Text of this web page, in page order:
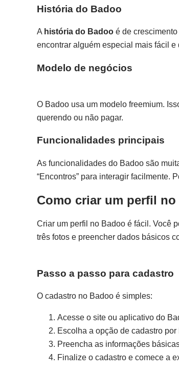
História do Badoo
A história do Badoo é de
encontrar alguém especial mais fácil e
Modelo de negócios
O Badoo usa um modelo freemium.
querendo ou não pagar.
Funcionalidades principais
As funcionalidades do Badoo são
“Encontros” para interagir facilmente.
Como criar um perfil no
Criar um perfil no Badoo é fácil. Você
três fotos e preencher dados básicos
Passo a passo para cadastro
O cadastro no Badoo é simples:
Acesse o site ou aplicativo do
Escolha a opção de cadastro
Preencha as informações
Finalize o cadastro e comece a